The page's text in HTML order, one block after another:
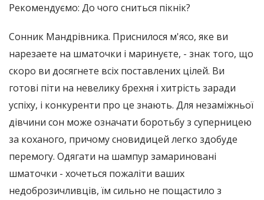
Рекомендуємо: До чого сниться пікнік?
Сонник Мандрівника. Приснилося м'ясо, яке ви
нарезаете на шматочки і маринуєте, - знак того, що
скоро ви досягнете всіх поставлених цілей. Ви
готові піти на невелику брехня і хитрість заради
успіху, і конкуренти про це знають. Для незаміжньої
дівчини сон може означати боротьбу з суперницею
за коханого, причому сновидицей легко здобуде
перемогу. Одягати на шампур замариновані
шматочки - хочеться пожаліти ваших
недоброзичливців, їм сильно не пощастило з